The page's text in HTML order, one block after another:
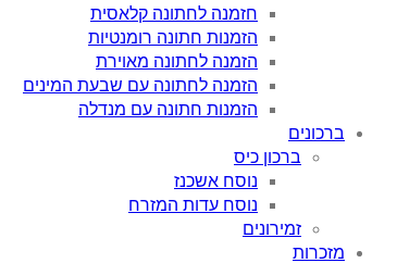
חזמנה לחתונה קלאסית
הזמנות חתונה רומנטיות
הזמנה לחתונה מאוירת
הזמנה לחתונה עם שבעת המינים
הזמנות חתונה עם מנדלה
ברכונים
ברכון כיס
נוסח אשכנז
נוסח עדות המזרח
זמירונים
מזכרות